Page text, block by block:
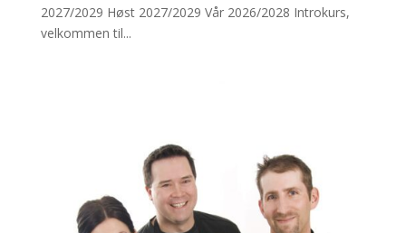
2027/2029 Høst 2027/2029 Vår 2026/2028 Introkurs,
velkommen til...